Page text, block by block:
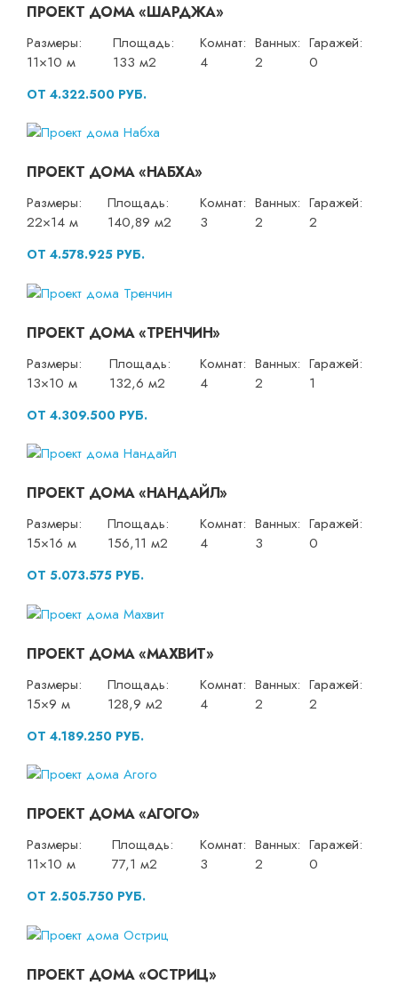
ПРОЕКТ ДОМА «ШАРДЖА»
Размеры:
11×10 м
Площадь:
133 м2
Комнат:
4
Ванных:
2
Гаражей:
0
ОТ 4.322.500 РУБ.
ПРОЕКТ ДОМА «НАБХА»
Размеры:
22×14 м
Площадь:
140,89 м2
Комнат:
3
Ванных:
2
Гаражей:
2
ОТ 4.578.925 РУБ.
ПРОЕКТ ДОМА «ТРЕНЧИН»
Размеры:
13×10 м
Площадь:
132,6 м2
Комнат:
4
Ванных:
2
Гаражей:
1
ОТ 4.309.500 РУБ.
ПРОЕКТ ДОМА «НАНДАЙЛ»
Размеры:
15×16 м
Площадь:
156,11 м2
Комнат:
4
Ванных:
3
Гаражей:
0
ОТ 5.073.575 РУБ.
ПРОЕКТ ДОМА «МАХВИТ»
Размеры:
15×9 м
Площадь:
128,9 м2
Комнат:
4
Ванных:
2
Гаражей:
2
ОТ 4.189.250 РУБ.
ПРОЕКТ ДОМА «АГОГО»
Размеры:
11×10 м
Площадь:
77,1 м2
Комнат:
3
Ванных:
2
Гаражей:
0
ОТ 2.505.750 РУБ.
ПРОЕКТ ДОМА «ОСТРИЦ»